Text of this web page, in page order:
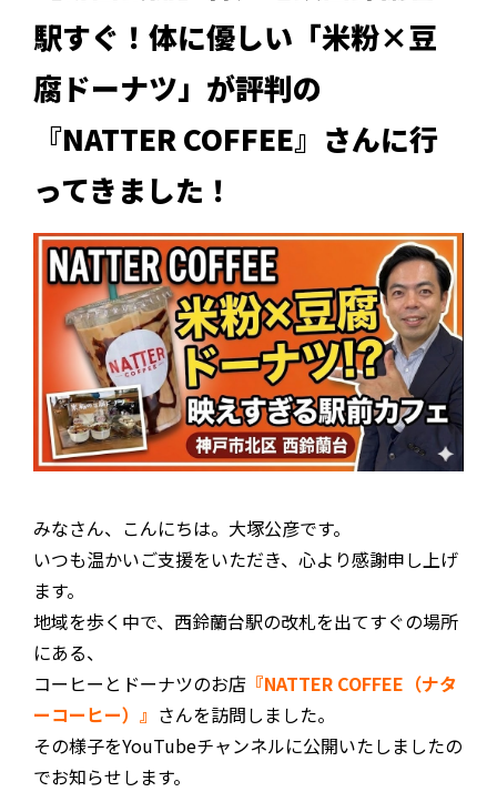
駅すぐ！体に優しい「米粉×豆
腐ドーナツ」が評判の
『NATTER COFFEE』さんに行
ってきました！
みなさん、こんにちは。大塚公彦です。
いつも温かいご支援をいただき、心より感謝申し上げ
ます。
地域を歩く中で、西鈴蘭台駅の改札を出てすぐの場所
にある、
コーヒーとドーナツのお店 『NATTER COFFEE（ナタ
ーコーヒー）』 さんを訪問しました。
その様子をYouTubeチャンネルに公開いたしましたの
でお知らせします。